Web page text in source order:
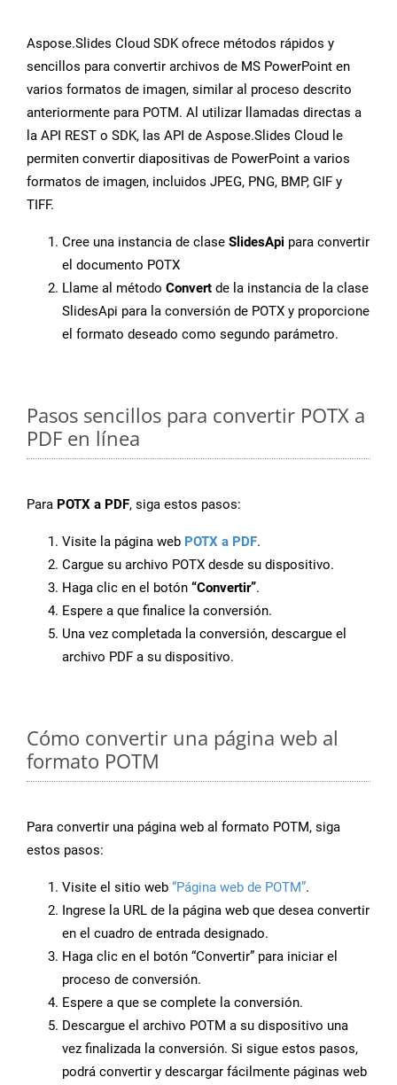
Aspose.Slides Cloud SDK ofrece métodos rápidos y
sencillos para convertir archivos de MS PowerPoint en
varios formatos de imagen, similar al proceso descrito
anteriormente para POTM. Al utilizar llamadas directas a
la API REST o SDK, las API de Aspose.Slides Cloud le
permiten convertir diapositivas de PowerPoint a varios
formatos de imagen, incluidos JPEG, PNG, BMP, GIF y
TIFF.
Cree una instancia de clase SlidesApi para convertir
el documento POTX
Llame al método Convert de la instancia de la clase
SlidesApi para la conversión de POTX y proporcione
el formato deseado como segundo parámetro.
Pasos sencillos para convertir POTX a
PDF en línea
Para POTX a PDF, siga estos pasos:
Visite la página web POTX a PDF.
Cargue su archivo POTX desde su dispositivo.
Haga clic en el botón “Convertir”.
Espere a que finalice la conversión.
Una vez completada la conversión, descargue el
archivo PDF a su dispositivo.
Cómo convertir una página web al
formato POTM
Para convertir una página web al formato POTM, siga
estos pasos:
Visite el sitio web “Página web de POTM”.
Ingrese la URL de la página web que desea convertir
en el cuadro de entrada designado.
Haga clic en el botón “Convertir” para iniciar el
proceso de conversión.
Espere a que se complete la conversión.
Descargue el archivo POTM a su dispositivo una
vez finalizada la conversión. Si sigue estos pasos,
podrá convertir y descargar fácilmente páginas web